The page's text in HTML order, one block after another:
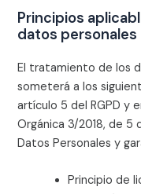
Principios
datos personales
El tratamiento de los
someterá a los
artículo 5 del RGPD y
Orgánica 3/2018, de
Datos Personales y
Principio de